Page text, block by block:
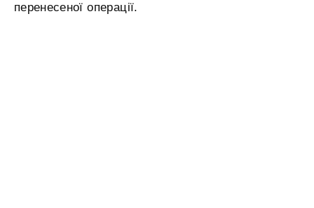
перенесеної операції.